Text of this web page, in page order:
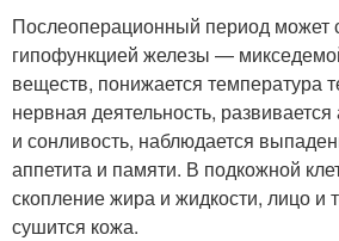
Послеоперационный период может
гипофункцией железы —
веществ, понижается температура
нервная деятельность, развивается
и сонливость, наблюдается
аппетита и памяти. В подкожной
скопление жира и жидкости, лицо и
сушится кожа.